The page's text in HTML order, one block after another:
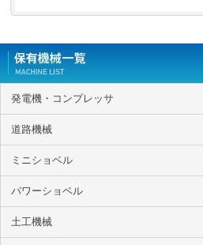
発電機・コンプレッサ
道路機械
ミニショベル
パワーショベル
土工機械